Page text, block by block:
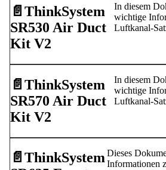
📄️ ThinkSystem
SR530 Air Duct
Kit V2
In diesem
wichtige
Luftkanal-
📄️ ThinkSystem
SR570 Air Duct
Kit V2
In diesem
wichtige
Luftkanal-
📄️ ThinkSystem Dieses
Informationen